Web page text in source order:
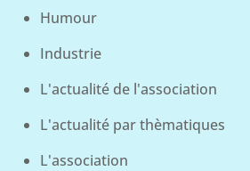
Humour
Industrie
L'actualité de l'association
L'actualité par thèmatiques
L'association